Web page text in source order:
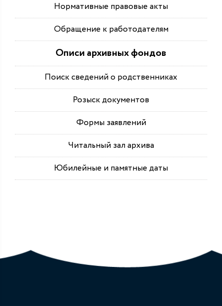
Нормативные правовые акты
Обращение к работодателям
Описи архивных фондов
Поиск сведений о родственниках
Розыск документов
Формы заявлений
Читальный зал архива
Юбилейные и памятные даты